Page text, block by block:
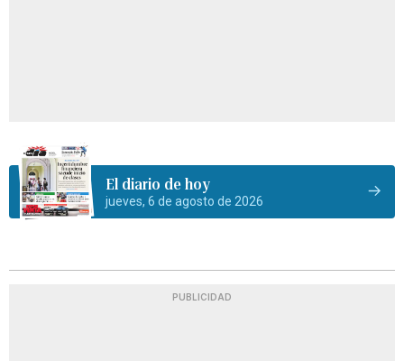
El diario de hoy
jueves, 6 de agosto de 2026
PUBLICIDAD